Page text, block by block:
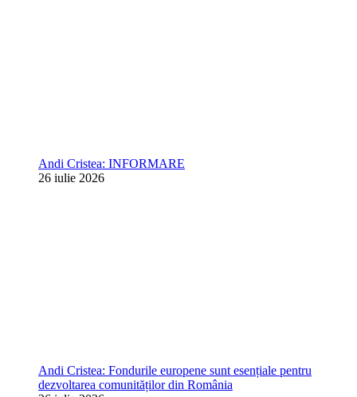
Andi Cristea: INFORMARE
26 iulie 2026
Andi Cristea: Fondurile europene sunt esențiale pentru
dezvoltarea comunităților din România